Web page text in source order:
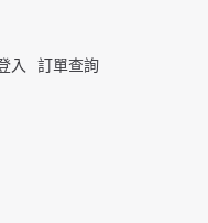
入
訂單查詢